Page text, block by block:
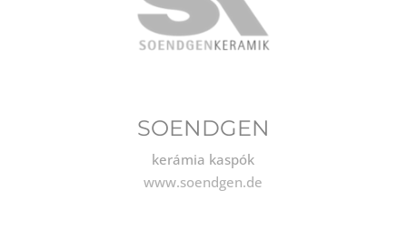
SOENDGEN
kerámia kaspók
www.soendgen.de